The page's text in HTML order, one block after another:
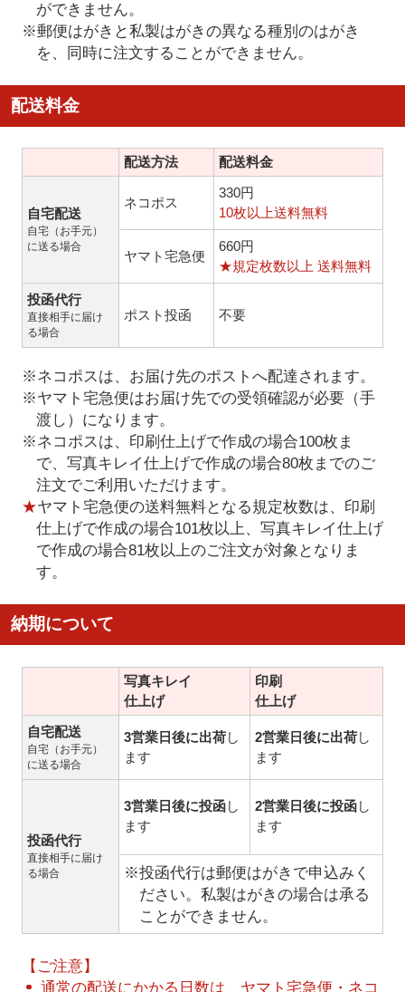
ができません。
※郵便はがきと私製はがきの異なる種別のはがき
を、同時に注文することができません。
配送料金
配送方法 配送料金
自宅配送
自宅（お手元）
に送る場合
ネコポス
330円
10枚以上送料無料
ヤマト宅急便
660円
★規定枚数以上 送料無料
投函代行
直接相手に届け
る場合
ポスト投函 不要
※ネコポスは、お届け先のポストへ配達されます。
※ヤマト宅急便はお届け先での受領確認が必要（手
渡し）になります。
※ネコポスは、印刷仕上げで作成の場合100枚ま
で、写真キレイ仕上げで作成の場合80枚までのご
注文でご利用いただけます。
★ヤマト宅急便の送料無料となる規定枚数は、印刷
仕上げで作成の場合101枚以上、写真キレイ仕上げ
で作成の場合81枚以上のご注文が対象となりま
す。
納期について
写真キレイ
仕上げ
印刷
仕上げ
自宅配送
自宅（お手元）
に送る場合
3営業日後に出荷し
ます
2営業日後に出荷し
ます
投函代行
直接相手に届け
る場合
3営業日後に投函し
ます
2営業日後に投函し
ます
※投函代行は郵便はがきで申込みく
ださい。私製はがきの場合は承る
ことができません。
【ご注意】
通常の配送にかかる日数は、ヤマト宅急便・ネコ